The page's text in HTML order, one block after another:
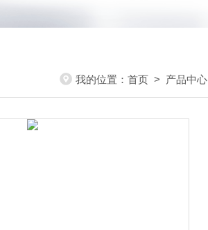
我的位置： 首页 > 产品中心